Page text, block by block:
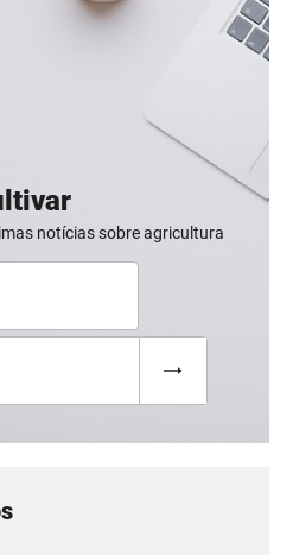
notícias sobre agricultura